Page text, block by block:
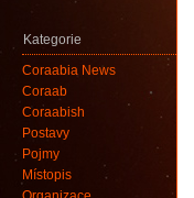
Kategorie
Coraabia News
Coraab
Coraabish
Postavy
Pojmy
Místopis